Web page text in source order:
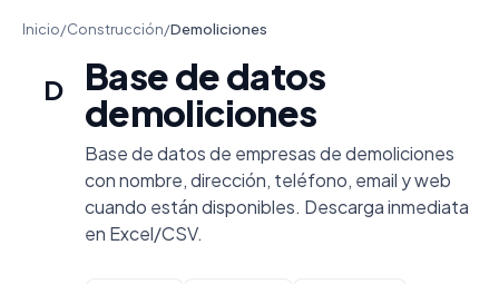
Inicio/Construcción/Demoliciones
D
Base de datos
demoliciones
Base de datos de empresas de demoliciones
con nombre, dirección, teléfono, email y web
cuando están disponibles. Descarga inmediata
en Excel/CSV.